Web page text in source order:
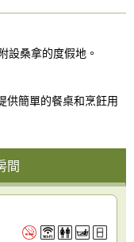
設桑拿的度假地。
供簡單的餐桌和烹飪用
間